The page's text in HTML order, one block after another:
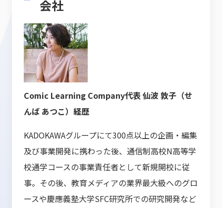
会社
Comic Learning Company代表 仙波 敦子（せ
んば あつこ）経歴
KADOKAWAグループにて300点以上の企画・編集
及び事業開発に携わった後、通信制高校N高等学
校通学コースの事業責任者として新規開校に従
事。その後、教育メディアの業界最大級へのグロ
ースや慶應義塾大学SFC研究所での研究開発など